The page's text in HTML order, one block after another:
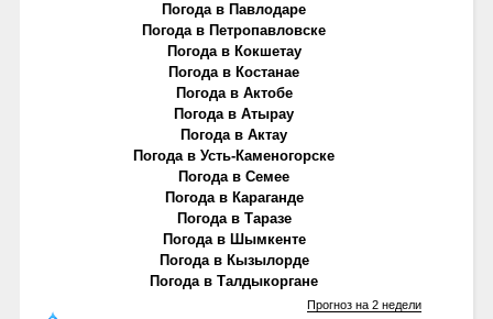
Погода в Павлодаре
Погода в Петропавловске
Погода в Кокшетау
Погода в Костанае
Погода в Актобе
Погода в Атырау
Погода в Актау
Погода в Усть-Каменогорске
Погода в Семее
Погода в Караганде
Погода в Таразе
Погода в Шымкенте
Погода в Кызылорде
Погода в Талдыкоргане
Прогноз на 2 недели